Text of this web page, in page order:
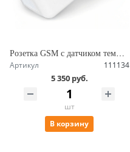
Артикул 111134
5 350 руб.
шт
В корзину